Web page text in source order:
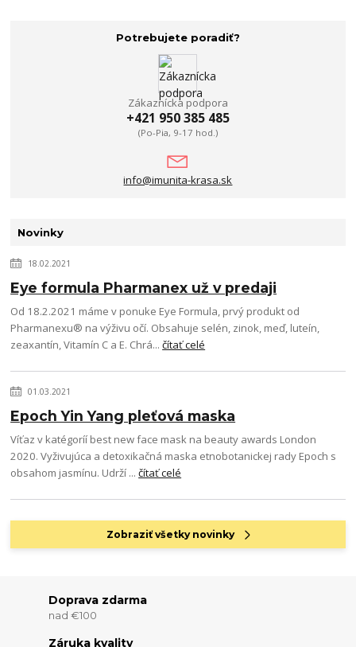
Potrebujete poradiť?
Zákaznícka podpora
+421 950 385 485
(Po-Pia, 9-17 hod.)
info@imunita-krasa.sk
Novinky
18.02.2021
Eye formula Pharmanex už v predaji
Od 18.2.2021 máme v ponuke Eye Formula, prvý produkt od
Pharmanexu® na výživu očí. Obsahuje selén, zinok, meď, luteín,
zeaxantín, Vitamín C a E. Chrá...čítať celé
01.03.2021
Epoch Yin Yang pleťová maska
Víťaz v katégoríí best new face mask na beauty awards London
2020. Vyživujúca a detoxikačná maska etnobotanickej rady Epoch s
obsahom jasmínu. Udrží ...čítať celé
Zobraziť všetky novinky
Doprava zdarma
nad €100
Záruka kvality